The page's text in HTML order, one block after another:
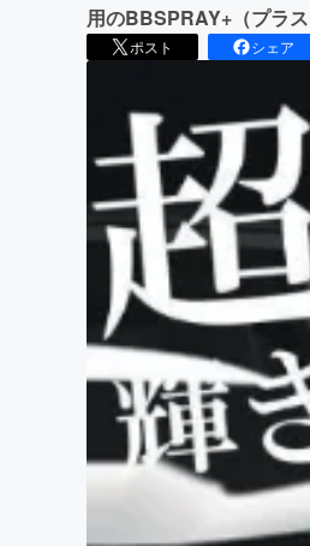
用のBBSPRAY+（プラ
ポスト シェア